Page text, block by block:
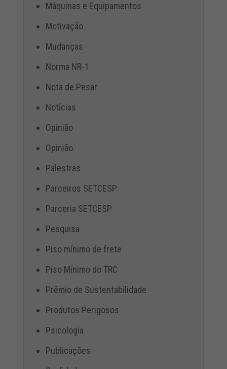
Máquinas e Equipamentos
Motivação
Mudanças
Norma NR-1
Nota de Pesar
Notícias
Opinião
Opinião
Palestras
Parceiros SETCESP
Parceria SETCESP
Pesquisa
Piso mínimo de frete
Piso Mínimo do TRC
Prêmio de Sustentabilidade
Produtos Perigosos
Psicologia
Publicações